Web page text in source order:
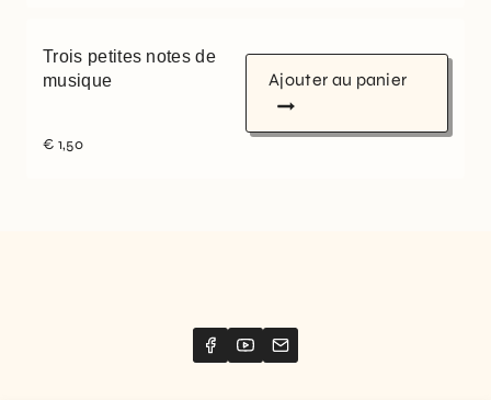
Trois petites notes de
musique
€ 1,50
Ajouter au panier